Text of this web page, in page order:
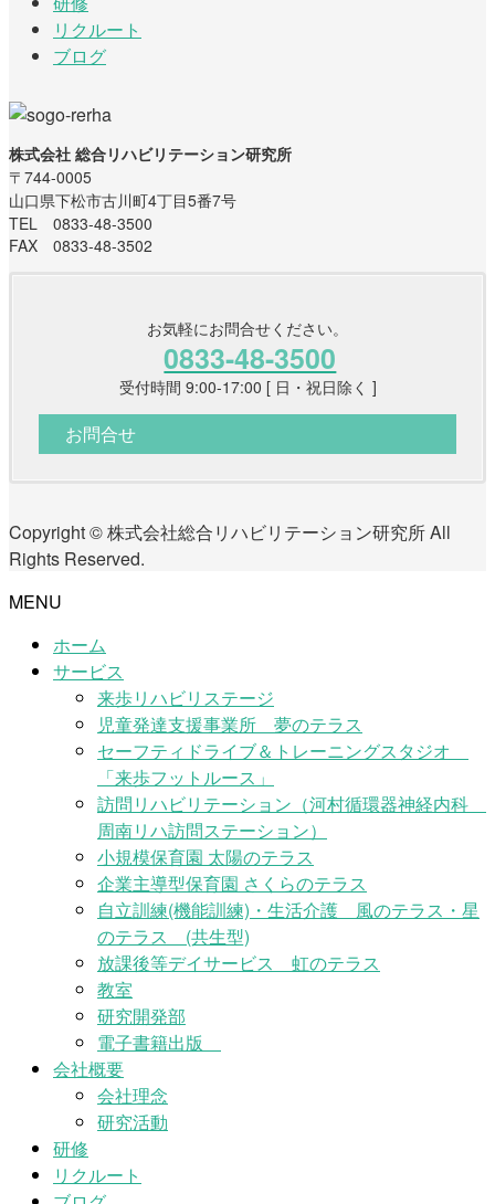
リクルート
ブログ
株式会社 総合リハビリテーション研究所
〒744-0005
山口県下松市古川町4丁目5番7号
TEL 0833-48-3500
FAX 0833-48-3502
お気軽にお問合せください。
0833-48-3500
受付時間 9:00-17:00 [ 日・祝日除く ]
お問合せ
Copyright © 株式会社総合リハビリテーション研究所 All
Rights Reserved.
MENU
ホーム
サービス
来歩リハビリステージ
児童発達支援事業所 夢のテラス
セーフティドライブ＆トレーニングスタジオ
「来歩フットルース」
訪問リハビリテーション（河村循環器神経内科
周南リハ訪問ステーション）
小規模保育園 太陽のテラス
企業主導型保育園 さくらのテラス
自立訓練(機能訓練)・生活介護 風のテラス・星
のテラス (共生型)
放課後等デイサービス 虹のテラス
教室
研究開発部
電子書籍出版
会社概要
会社理念
研究活動
研修
リクルート